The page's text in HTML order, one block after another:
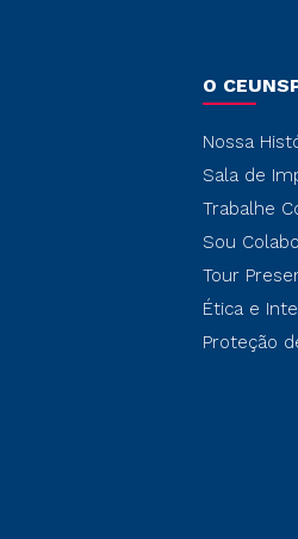
O
Nossa
Sala de
Trabalhe
Sou
Tour
Ética e
Proteção